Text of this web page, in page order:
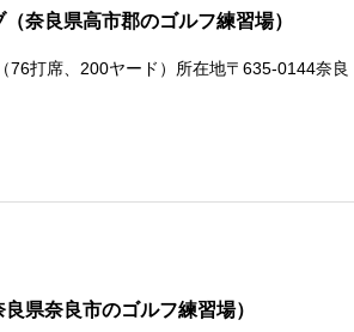
奈良県高市郡のゴルフ練習場）
76打席、200ヤード）所在地〒635-0144奈良
県奈良市のゴルフ練習場）